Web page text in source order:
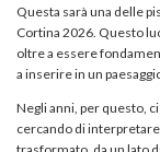
Questa sarà una delle
Cortina 2026. Questo
oltre a essere
a inserire in un
Negli anni, per questo,
cercando di